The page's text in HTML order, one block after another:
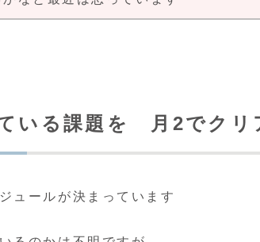
いる課題を 月2でクリ
ュールが決まっています